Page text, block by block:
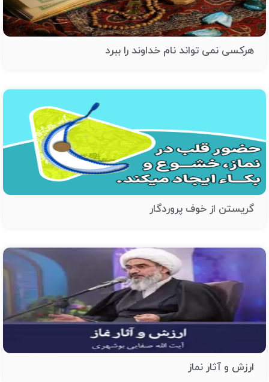
هرکسی نمی تواند نام خداوند را ببرد
گریستن از خوف پروردگار
ارزش و آثار نماز